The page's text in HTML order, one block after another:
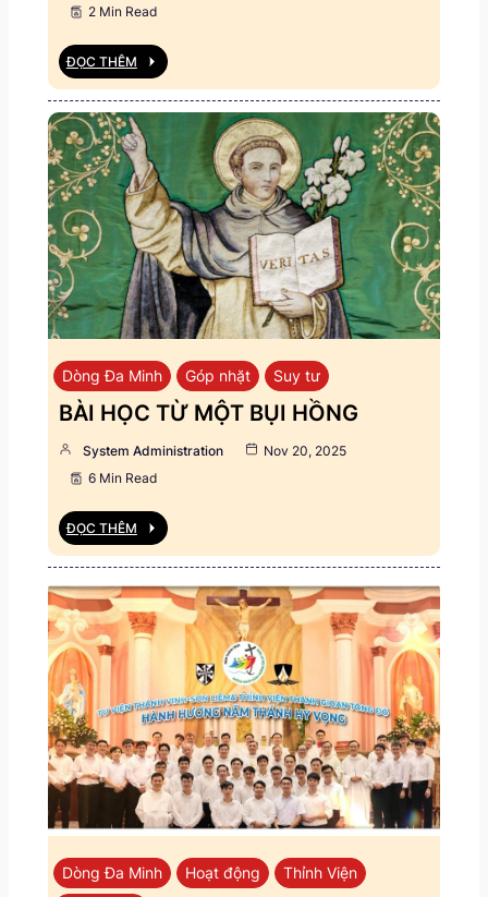
2 Min Read
ĐỌC THÊM
Dòng Đa Minh Góp nhặt Suy tư
BÀI HỌC TỪ MỘT BỤI HỒNG
System Administration
Nov 20, 2025
6 Min Read
ĐỌC THÊM
Dòng Đa Minh Hoạt động
Thỉnh Viện